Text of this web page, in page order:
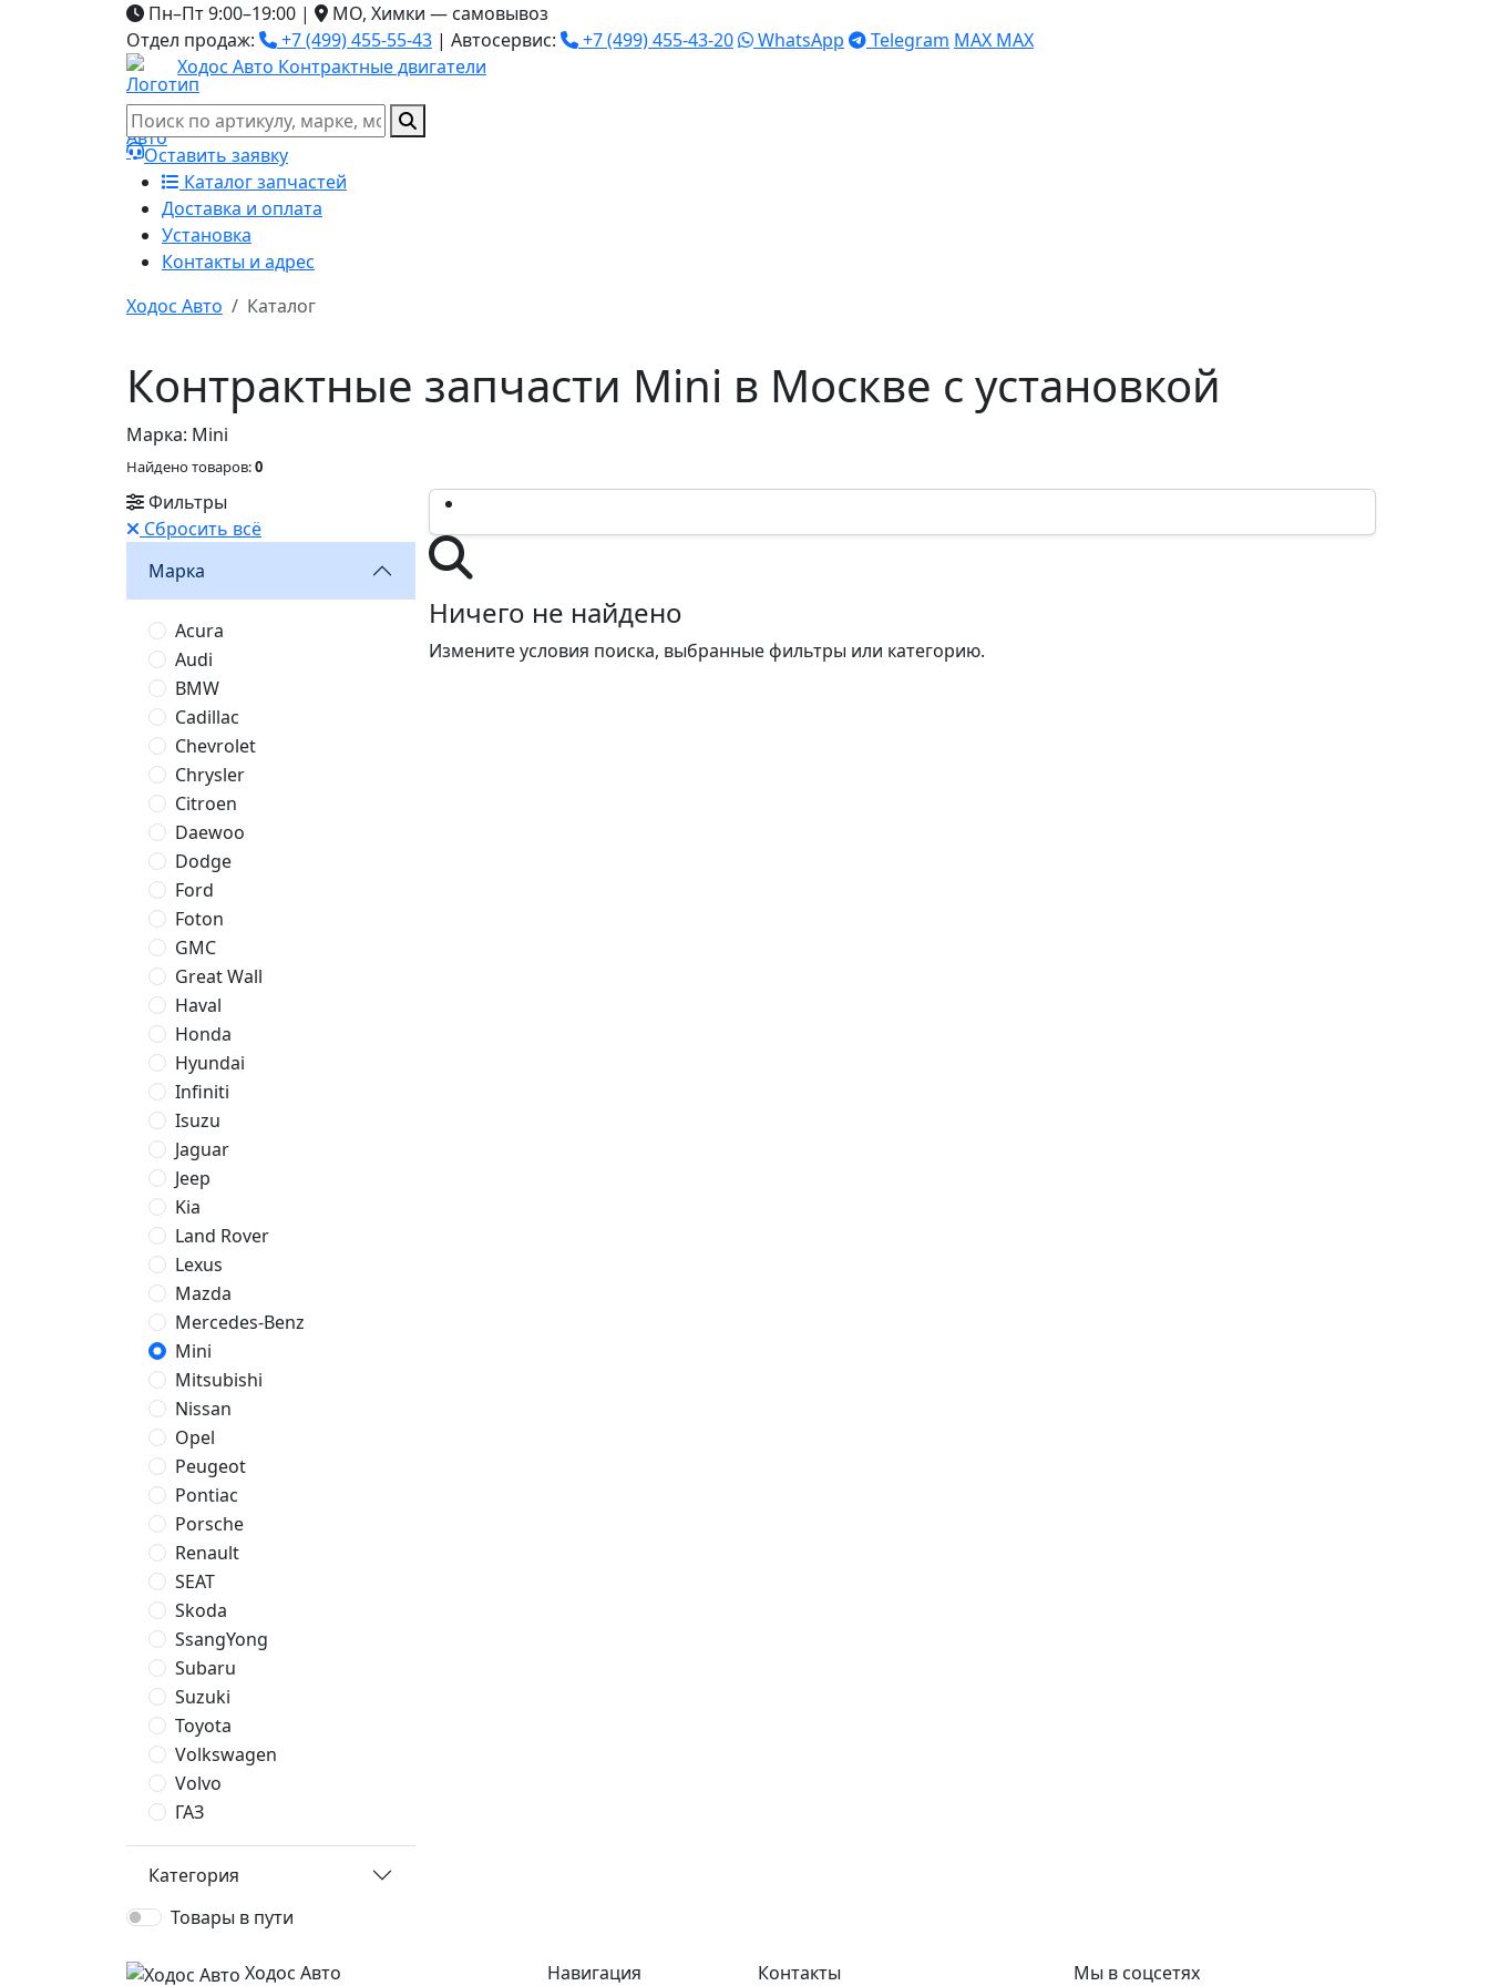
Пн–Пт 9:00–19:00 |
МО, Химки — самовывоз
Отдел продаж:
+7 (499) 455-55-43 | Автосервис: +7 (499) 455-43-20 WhatsApp Telegram MAX MAX
Ходос Авто Контрактные двигатели
Оставить заявку
Каталог запчастей
Доставка и оплата
Установка
Контакты и адрес
Ходос Авто
Каталог
Контрактные запчасти Mini в Москве с установкой
Марка: Mini
Найдено товаров:0
Фильтры
Сбросить всё
Марка
Acura
Audi
BMW
Cadillac
Chevrolet
Chrysler
Citroen
Daewoo
Dodge
Ford
Foton
GMC
Great Wall
Haval
Honda
Hyundai
Infiniti
Isuzu
Jaguar
Jeep
Kia
Land Rover
Lexus
Mazda
Mercedes-Benz
Mini
Mitsubishi
Nissan
Opel
Peugeot
Pontiac
Porsche
Renault
SEAT
Skoda
SsangYong
Subaru
Suzuki
Toyota
Volkswagen
Volvo
ГАЗ
Категория
Товары в пути
Ничего не найдено
Измените условия поиска, выбранные фильтры или категорию.
Ходос Авто Навигация Контакты Мы в соцсетях